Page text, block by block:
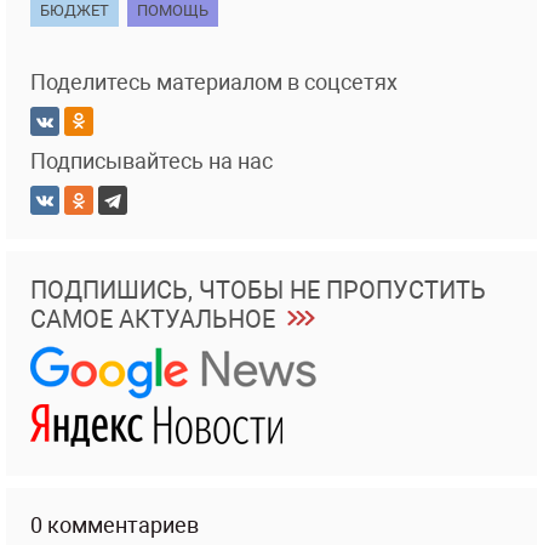
БЮДЖЕТ ПОМОЩЬ
Поделитесь материалом в соцсетях
Подписывайтесь на нас
ПОДПИШИСЬ, ЧТОБЫ НЕ ПРОПУСТИТЬ
САМОЕ АКТУАЛЬНОЕ
0 комментариев